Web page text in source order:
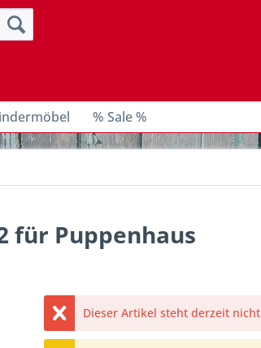
% Sale %
für Puppenhaus
Dieser Artikel steht derzeit